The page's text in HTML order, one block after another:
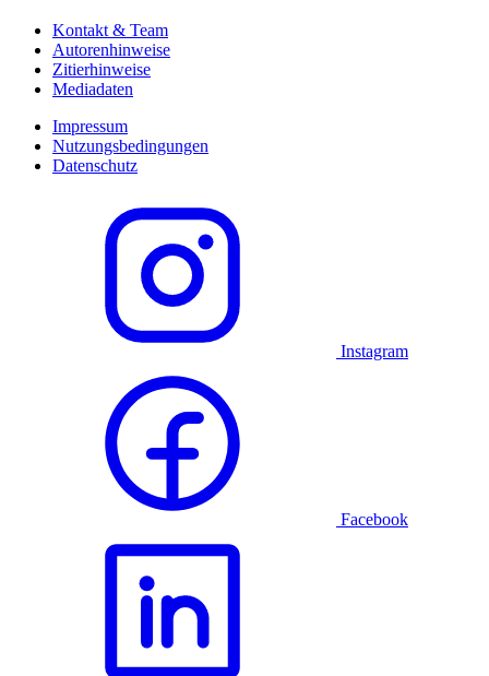
Kontakt & Team
Autorenhinweise
Zitierhinweise
Mediadaten
Impressum
Nutzungsbedingungen
Datenschutz
Instagram
Facebook